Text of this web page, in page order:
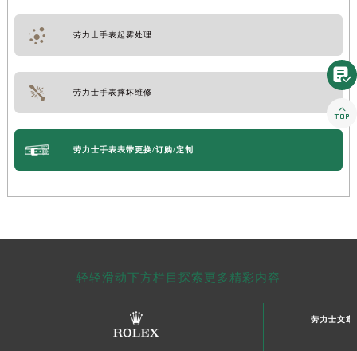
劳力士手表起雾处理
劳力士手表摔坏维修
劳力士手表表带更换/订购/定制
轻轻滑动下方栏目探索更多精彩内容
劳力士文章

